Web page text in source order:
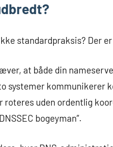
standardpraksis? Der
at både din
systemer kommunikerer
roteres uden ordentlig
bogeyman”.